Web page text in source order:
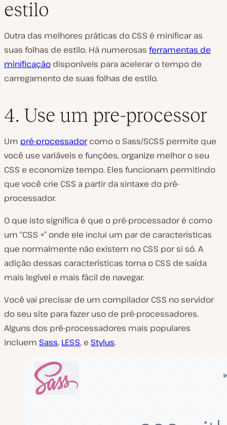
estilo
Outra das melhores práticas do CSS é minificar as
suas folhas de estilo. Há numerosas ferramentas de
minificação disponíveis para acelerar o tempo de
carregamento de suas folhas de estilo.
4. Use um pre-processor
Um pré-processadorcomo o Sass/SCSS permite que
você use variáveis e funções, organize melhor o seu
CSS e economize tempo. Eles funcionam permitindo
que você crie CSS a partir da sintaxe do pré-
processador.
O que isto significa é que o pré-processador é como
um “CSS +” onde ele inclui um par de características
que normalmente não existem no CSS por si só. A
adição dessas características torna o CSS de saída
mais legível e mais fácil de navegar.
Você vai precisar de um compilador CSS no servidor
do seu site para fazer uso de pré-processadores.
Alguns dos pré-processadores mais populares
incluem Sass, LESS, e Stylus.